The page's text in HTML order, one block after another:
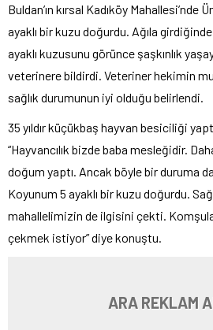
Buldan’ın kırsal Kadıköy Mahallesi’nde
ayaklı bir kuzu doğurdu. Ağıla
ayaklı kuzusunu görünce şaşkınlık
veterinere bildirdi. Veteriner hekimin
sağlık durumunun iyi olduğu belirlendi.
35 yıldır küçükbaş hayvan besiciliği
“Hayvancılık bizde baba mesleğidir.
doğum yaptı. Ancak böyle bir duruma
Koyunum 5 ayaklı bir kuzu doğurdu.
mahallelimizin de ilgisini çekti.
çekmek istiyor” diye konuştu.
ARA REKLAM